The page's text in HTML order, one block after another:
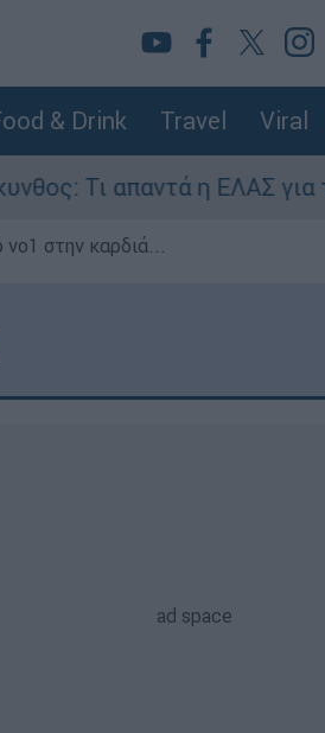
& Drink Travel Viral
η ΕΛΑΣ για τους 8
στην καρδιά...